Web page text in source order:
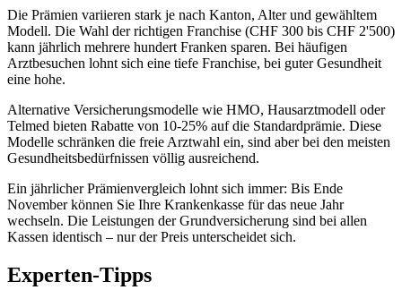
Die Prämien variieren stark je nach Kanton, Alter und gewähltem
Modell. Die Wahl der richtigen Franchise (CHF 300 bis CHF 2'500)
kann jährlich mehrere hundert Franken sparen. Bei häufigen
Arztbesuchen lohnt sich eine tiefe Franchise, bei guter Gesundheit
eine hohe.
Alternative Versicherungsmodelle wie HMO, Hausarztmodell oder
Telmed bieten Rabatte von 10-25% auf die Standardprämie. Diese
Modelle schränken die freie Arztwahl ein, sind aber bei den meisten
Gesundheitsbedürfnissen völlig ausreichend.
Ein jährlicher Prämienvergleich lohnt sich immer: Bis Ende
November können Sie Ihre Krankenkasse für das neue Jahr
wechseln. Die Leistungen der Grundversicherung sind bei allen
Kassen identisch – nur der Preis unterscheidet sich.
Experten-Tipps